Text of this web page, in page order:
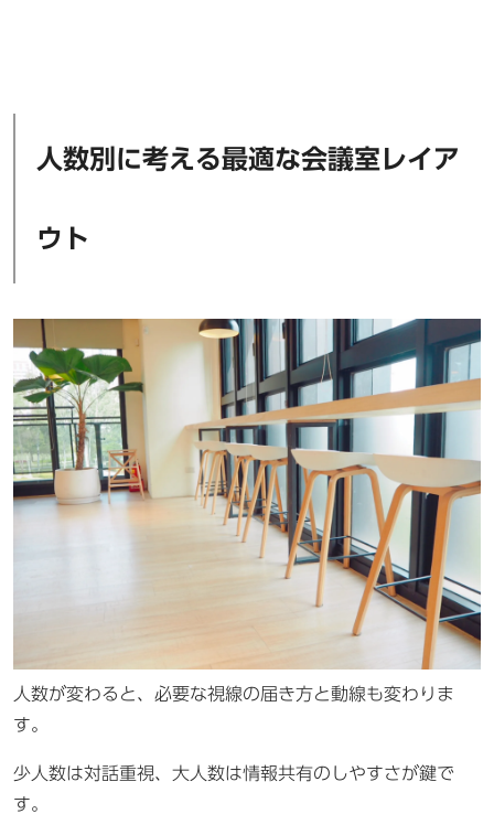
人数別に考える最適な会議室レイア
ウト
人数が変わると、必要な視線の届き方と動線も変わりま
す。
少人数は対話重視、大人数は情報共有のしやすさが鍵で
す。